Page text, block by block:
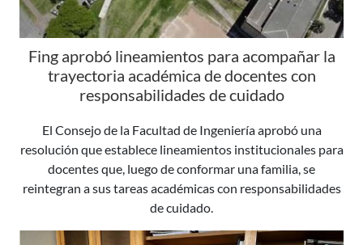
Fing aprobó lineamientos para acompañar la
trayectoria académica de docentes con
responsabilidades de cuidado
El Consejo de la Facultad de Ingeniería aprobó una
resolución que establece lineamientos institucionales para
docentes que, luego de conformar una familia, se
reintegran a sus tareas académicas con responsabilidades
de cuidado.